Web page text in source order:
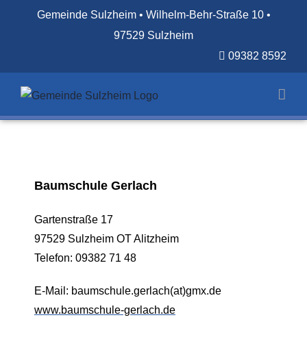
Gemeinde Sulzheim • Wilhelm-Behr-Straße 10 •
97529 Sulzheim
09382 8592
Baumschule Gerlach
Gartenstraße 17
97529 Sulzheim OT Alitzheim
Telefon: 09382 71 48
E-Mail: baumschule.gerlach(at)gmx.de
www.baumschule-gerlach.de